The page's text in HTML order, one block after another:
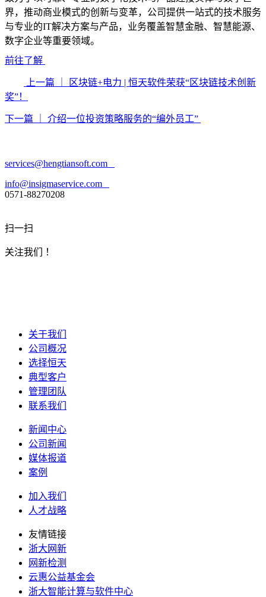
界，推动商业模式的创新与变革，公司提供一站式的技术服务
与专业的IT解决方案与产品，业务覆盖智慧金融、智慧能源、
数字企业等重要领域。
前往了解
上一篇
｜ 区块链+电力 | 恒天软件荣获“区块链技术创新
奖”！
下一篇 ｜ 介绍一位投资策略服务的“编外员工”
services@hengtiansoft.com
info@insigmaservice.com
0571-88270208
扫一扫
关注我们 ！
关于我们
公司概况
选择恒天
典型客户
管理团队
联系我们
新闻中心
公司新闻
媒体报道
案例
加入我们
人才战略
友情链接
浙大网新
网新检测
云惠公益基金会
浙大智能计算与软件中心